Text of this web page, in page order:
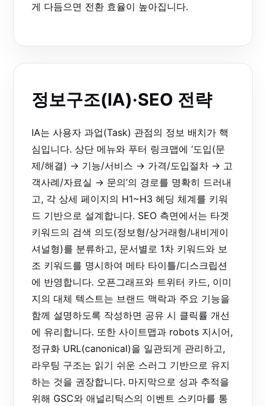
게 다듬으면 전환 효율이 높아집니다.
정보구조(IA)·SEO 전략
IA는 사용자 과업(Task) 관점의 정보 배치가 핵
심입니다. 상단 메뉴와 푸터 링크맵에 ‘도입(문
제/해결) → 기능/서비스 → 가격/도입절차 → 고
객사례/자료실 → 문의’의 경로를 명확히 드러내
고, 각 상세 페이지의 H1~H3 헤딩 체계를 키워
드 기반으로 설계합니다. SEO 측면에서는 타겟
키워드의 검색 의도(정보형/상거래형/내비게이
셔널형)를 분류하고, 문서별로 1차 키워드와 보
조 키워드를 명시하여 메타 타이틀/디스크립션
에 반영합니다. 오픈그래프와 트위터 카드, 이미
지의 대체 텍스트는 브랜드 맥락과 주요 기능을
함께 설명하도록 작성하면 공유 시 클릭률 개선
에 유리합니다. 또한 사이트맵과 robots 지시어,
정규화 URL(canonical)을 일관되게 관리하고,
라우팅 구조는 읽기 쉬운 스러그 기반으로 유지
하는 것을 권장합니다. 마지막으로 성과 추적을
위해 GSC와 애널리틱스의 이벤트 스키마를 통